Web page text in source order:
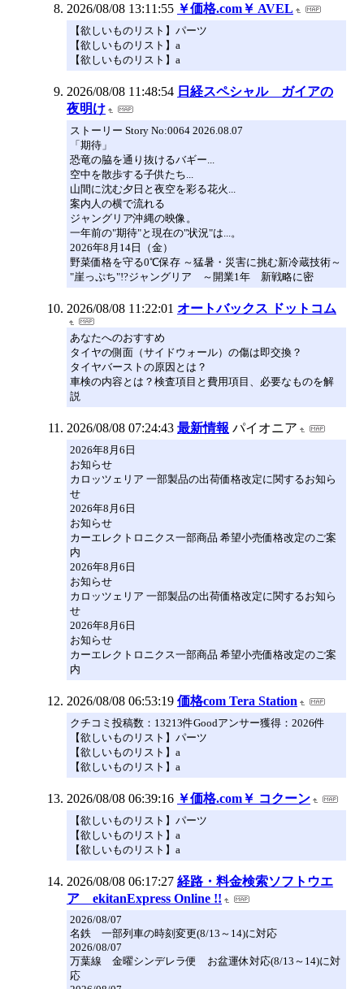
2026/08/08 13:11:55 ￥価格.com￥ AVEL
【欲しいものリスト】パーツ
【欲しいものリスト】a
【欲しいものリスト】a
2026/08/08 11:48:54 日経スペシャル ガイアの
夜明け
ストーリー Story No:0064 2026.08.07
「期待」
恐竜の脇を通り抜けるバギー...
空中を散歩する子供たち...
山間に沈む夕日と夜空を彩る花火...
案内人の横で流れる
ジャングリア沖縄の映像。
一年前の"期待"と現在の"状況"は...。
2026年8月14日（金）
野菜価格を守る0℃保存 ～猛暑・災害に挑む新冷蔵技術～
"崖っぷち"!?ジャングリア ～開業1年 新戦略に密
2026/08/08 11:22:01 オートバックス ドットコム
あなたへのおすすめ
タイヤの側面（サイドウォール）の傷は即交換？
タイヤバーストの原因とは？
車検の内容とは？検査項目と費用項目、必要なものを解
説
2026/08/08 07:24:43 最新情報 パイオニア
2026年8月6日
お知らせ
カロッツェリア 一部製品の出荷価格改定に関するお知ら
せ
2026年8月6日
お知らせ
カーエレクトロニクス一部商品 希望小売価格改定のご案
内
2026年8月6日
お知らせ
カロッツェリア 一部製品の出荷価格改定に関するお知ら
せ
2026年8月6日
お知らせ
カーエレクトロニクス一部商品 希望小売価格改定のご案
内
2026/08/08 06:53:19 価格com Tera Station
クチコミ投稿数：13213件Goodアンサー獲得：2026件
【欲しいものリスト】パーツ
【欲しいものリスト】a
【欲しいものリスト】a
2026/08/08 06:39:16 ￥価格.com￥ コクーン
【欲しいものリスト】パーツ
【欲しいものリスト】a
【欲しいものリスト】a
2026/08/08 06:17:27 経路・料金検索ソフトウエ
ア ekitanExpress Online !!
2026/08/07
名鉄 一部列車の時刻変更(8/13～14)に対応
2026/08/07
万葉線 金曜シンデレラ便 お盆運休対応(8/13～14)に対
応